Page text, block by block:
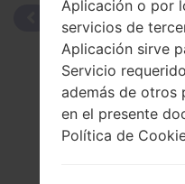
Aplicación o por
servicios de
Aplicación sirve
Servicio
además de otros
en el presente
Política de